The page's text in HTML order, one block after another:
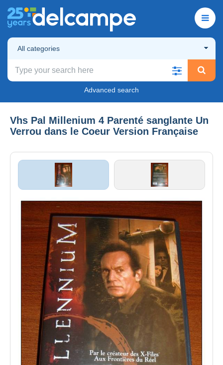
All categories
Advanced search
Vhs Pal Millenium 4 Parenté sanglante Un
Verrou dans le Coeur Version Française